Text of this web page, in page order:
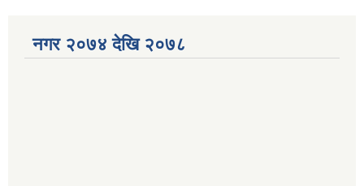
नगर २०७४ देखि २०७८